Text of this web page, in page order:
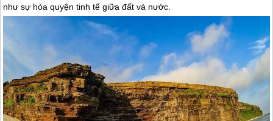
như sự hòa quyện tinh tế giữa đất và nước.